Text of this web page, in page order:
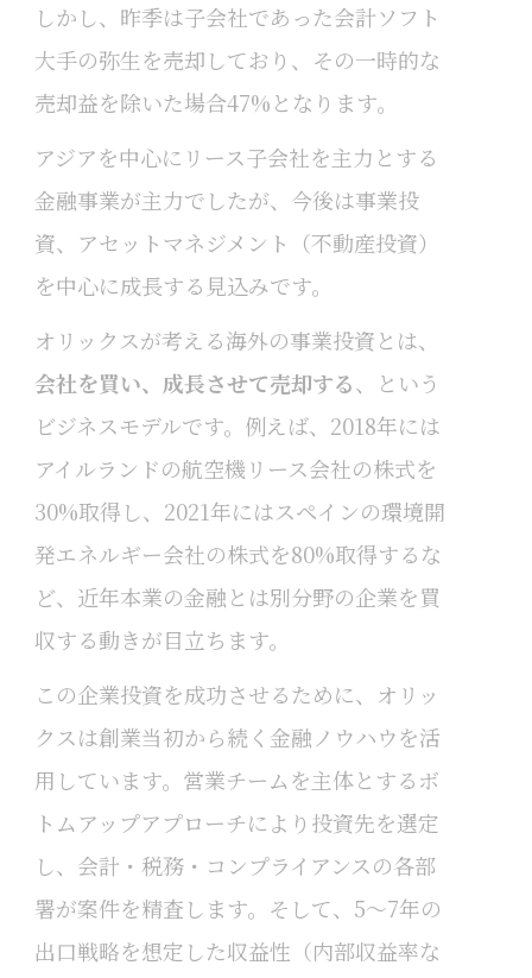
しかし、昨季は子会社であった会計ソフト
大手の弥生を売却しており、その一時的な
売却益を除いた場合47%となります。
アジアを中心にリース子会社を主力とする
金融事業が主力でしたが、今後は事業投
資、アセットマネジメント（不動産投資）
を中心に成長する見込みです。
オリックスが考える海外の事業投資とは、
会社を買い、成長させて売却する、という
ビジネスモデルです。例えば、2018年には
アイルランドの航空機リース会社の株式を
30%取得し、2021年にはスペインの環境開
発エネルギー会社の株式を80%取得するな
ど、近年本業の金融とは別分野の企業を買
収する動きが目立ちます。
この企業投資を成功させるために、オリッ
クスは創業当初から続く金融ノウハウを活
用しています。営業チームを主体とするボ
トムアップアプローチにより投資先を選定
し、会計・税務・コンプライアンスの各部
署が案件を精査します。そして、5〜7年の
出口戦略を想定した収益性（内部収益率な